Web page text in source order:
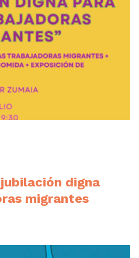
digna
migrantes